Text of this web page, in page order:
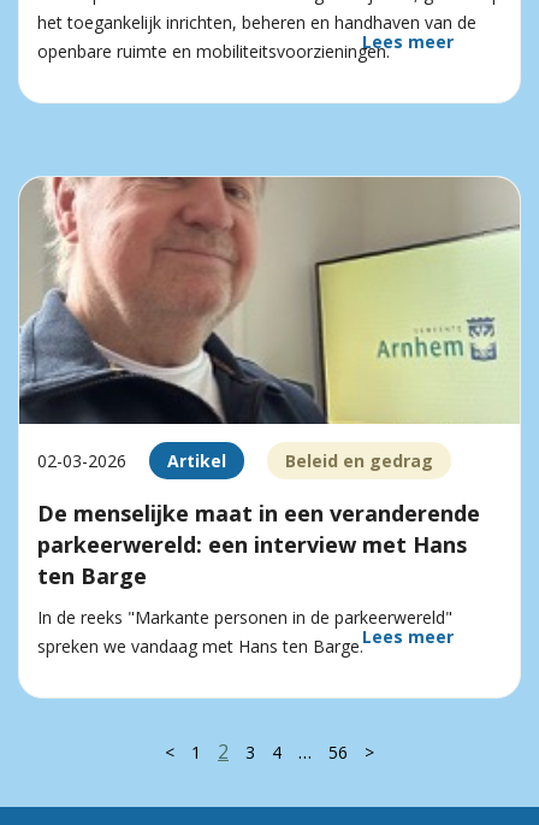
het toegankelijk inrichten, beheren en handhaven van de
openbare ruimte en mobiliteitsvoorzieningen.Lees meer
02-03-2026 Artikel Beleid en gedrag
De menselijke maat in een veranderende
parkeerwereld: een interview met Hans
ten Barge
In de reeks "Markante personen in de parkeerwereld"
spreken we vandaag met Hans ten Barge.Lees meer
< 1 2 3 4 … 56 >